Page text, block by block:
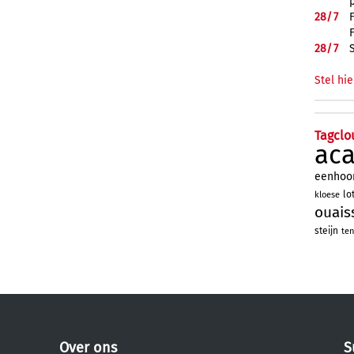
28/7
28/7
Stel
kloese
steijn
Over ons